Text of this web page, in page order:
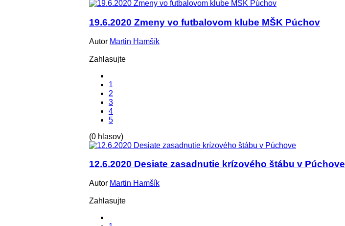
Pozrieť video
19.6.2020 Zmeny vo futbalovom klube MŠK Púchov
Autor Martin Hamšík
Zahlasujte
1
2
3
4
5
(0 hlasov)
12.6.2020 Desiate zasadnutie krízového štábu v Púchove
Autor Martin Hamšík
Zahlasujte